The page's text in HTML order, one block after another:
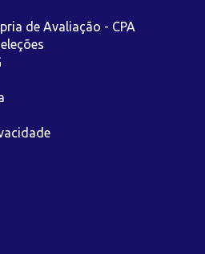
de Avaliação - CPA